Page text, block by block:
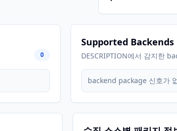
0
Supported Backends
DESCRIPTION에서 감지한
backend package 신호가